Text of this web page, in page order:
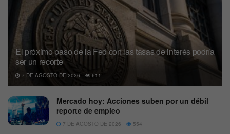
El próximo paso de la Fed con las tasas de interés podría
ser un recorte
7 DE AGOSTO DE 2026 611
Mercado hoy: Acciones suben por un débil
reporte de empleo
7 DE AGOSTO DE 2026 554